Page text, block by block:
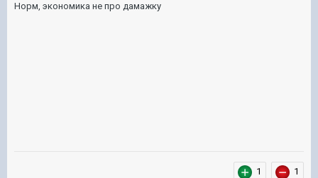
Норм, экономика не про дамажку
1 1